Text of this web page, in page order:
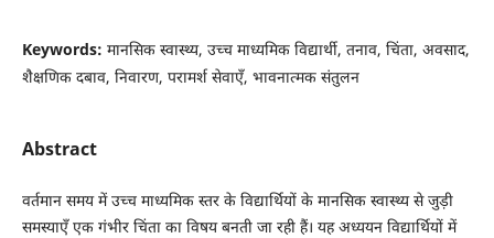
Keywords: मानसिक स्वास्थ्य, उच्च माध्यमिक विद्यार्थी, तनाव, चिंता, अवसाद,
शैक्षणिक दबाव, निवारण, परामर्श सेवाएँ, भावनात्मक संतुलन
Abstract
वर्तमान समय में उच्च माध्यमिक स्तर के विद्यार्थियों के मानसिक स्वास्थ्य से जुड़ी
समस्याएँ एक गंभीर चिंता का विषय बनती जा रही हैं। यह अध्ययन विद्यार्थियों में